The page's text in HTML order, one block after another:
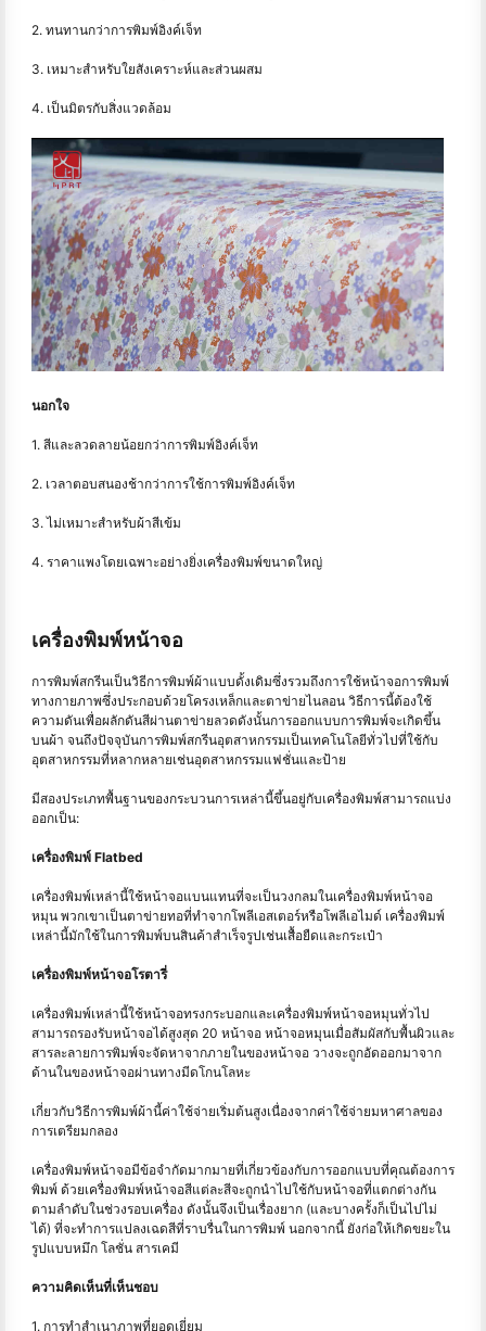
2. ทนทานกว่าการพิมพ์อิงค์เจ็ท
3. เหมาะสำหรับใยสังเคราะห์และส่วนผสม
4. เป็นมิตรกับสิ่งแวดล้อม
นอกใจ
1. สีและลวดลายน้อยกว่าการพิมพ์อิงค์เจ็ท
2. เวลาตอบสนองช้ากว่าการใช้การพิมพ์อิงค์เจ็ท
3. ไม่เหมาะสำหรับผ้าสีเข้ม
4. ราคาแพงโดยเฉพาะอย่างยิ่งเครื่องพิมพ์ขนาดใหญ่
เครื่องพิมพ์หน้าจอ
การพิมพ์สกรีนเป็นวิธีการพิมพ์ผ้าแบบดั้งเดิมซึ่งรวมถึงการใช้หน้าจอการพิมพ์
ทางกายภาพซึ่งประกอบด้วยโครงเหล็กและตาข่ายไนลอน วิธีการนี้ต้องใช้
ความดันเพื่อผลักดันสีผ่านตาข่ายลวดดังนั้นการออกแบบการพิมพ์จะเกิดขึ้น
บนผ้า จนถึงปัจจุบันการพิมพ์สกรีนอุตสาหกรรมเป็นเทคโนโลยีทั่วไปที่ใช้กับ
อุตสาหกรรมที่หลากหลายเช่นอุตสาหกรรมแฟชั่นและป้าย
มีสองประเภทพื้นฐานของกระบวนการเหล่านี้ขึ้นอยู่กับเครื่องพิมพ์สามารถแบ่ง
ออกเป็น:
เครื่องพิมพ์ Flatbed
เครื่องพิมพ์เหล่านี้ใช้หน้าจอแบนแทนที่จะเป็นวงกลมในเครื่องพิมพ์หน้าจอ
หมุน พวกเขาเป็นตาข่ายทอที่ทำจากโพลีเอสเตอร์หรือโพลีเอไมด์ เครื่องพิมพ์
เหล่านี้มักใช้ในการพิมพ์บนสินค้าสำเร็จรูปเช่นเสื้อยืดและกระเป๋า
เครื่องพิมพ์หน้าจอโรตารี่
เครื่องพิมพ์เหล่านี้ใช้หน้าจอทรงกระบอกและเครื่องพิมพ์หน้าจอหมุนทั่วไป
สามารถรองรับหน้าจอได้สูงสุด 20 หน้าจอ หน้าจอหมุนเมื่อสัมผัสกับพื้นผิวและ
สารละลายการพิมพ์จะจัดหาจากภายในของหน้าจอ วางจะถูกอัดออกมาจาก
ด้านในของหน้าจอผ่านทางมีดโกนโลหะ
เกี่ยวกับวิธีการพิมพ์ผ้านี้ค่าใช้จ่ายเริ่มต้นสูงเนื่องจากค่าใช้จ่ายมหาศาลของ
การเตรียมกลอง
เครื่องพิมพ์หน้าจอมีข้อจำกัดมากมายที่เกี่ยวข้องกับการออกแบบที่คุณต้องการ
พิมพ์ ด้วยเครื่องพิมพ์หน้าจอสีแต่ละสีจะถูกนำไปใช้กับหน้าจอที่แตกต่างกัน
ตามลำดับในช่วงรอบเครื่อง ดังนั้นจึงเป็นเรื่องยาก (และบางครั้งก็เป็นไปไม่
ได้) ที่จะทำการแปลงเฉดสีที่ราบรื่นในการพิมพ์ นอกจากนี้ ยังก่อให้เกิดขยะใน
รูปแบบหมึก โลชั่น สารเคมี
ความคิดเห็นที่เห็นชอบ
1. การทำสำเนาภาพที่ยอดเยี่ยม